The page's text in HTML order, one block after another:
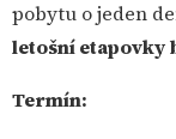
pobytu o jeden
letošní etapovky
Termín: